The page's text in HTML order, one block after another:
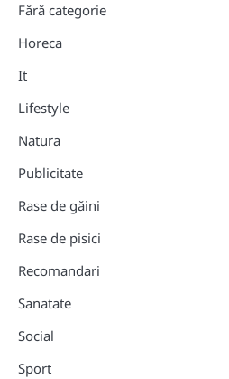
Fără categorie
Horeca
It
Lifestyle
Natura
Publicitate
Rase de găini
Rase de pisici
Recomandari
Sanatate
Social
Sport